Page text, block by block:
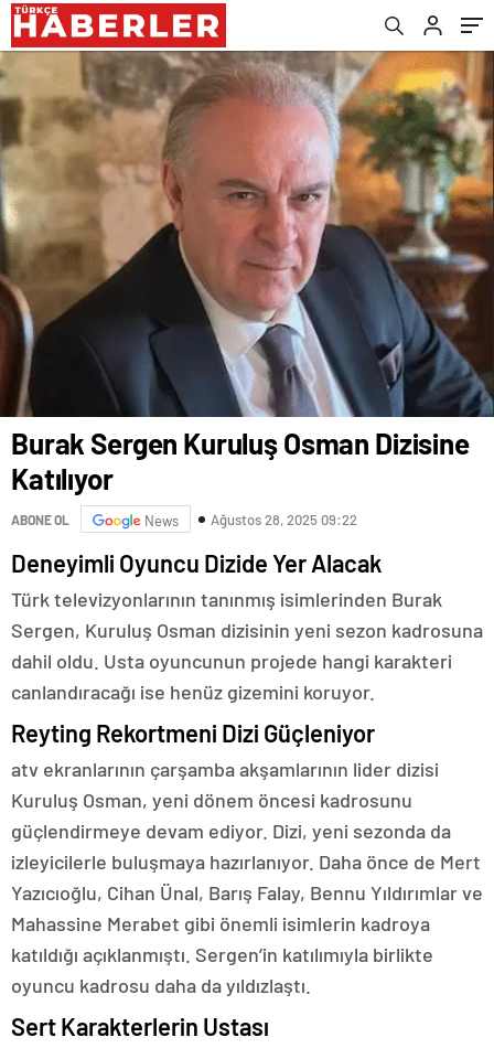
Burak Sergen Kuruluş Osman Dizisine
Katılıyor
ABONE OL News Ağustos 28, 2025 09:22
Deneyimli Oyuncu Dizide Yer Alacak
Türk televizyonlarının tanınmış isimlerinden Burak
Sergen, Kuruluş Osman dizisinin yeni sezon kadrosuna
dahil oldu. Usta oyuncunun projede hangi karakteri
canlandıracağı ise henüz gizemini koruyor.
Reyting Rekortmeni Dizi Güçleniyor
atv ekranlarının çarşamba akşamlarının lider dizisi
Kuruluş Osman, yeni dönem öncesi kadrosunu
güçlendirmeye devam ediyor. Dizi, yeni sezonda da
izleyicilerle buluşmaya hazırlanıyor. Daha önce de Mert
Yazıcıoğlu, Cihan Ünal, Barış Falay, Bennu Yıldırımlar ve
Mahassine Merabet gibi önemli isimlerin kadroya
katıldığı açıklanmıştı. Sergen’in katılımıyla birlikte
oyuncu kadrosu daha da yıldızlaştı.
Sert Karakterlerin Ustası